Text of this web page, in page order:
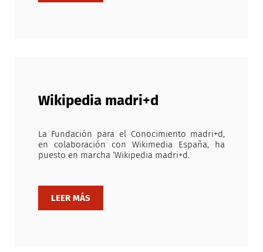
Wikipedia madri+d
La Fundación para el Conocimiento madri+d,
en colaboración con Wikimedia España, ha
puesto en marcha ‘Wikipedia madri+d.